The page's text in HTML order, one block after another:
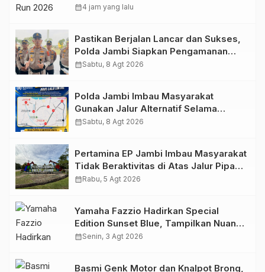
Ucapkan Terimakasih dan Apresiasi
calendar_month4 jam yang lalu
Pastikan Berjalan Lancar dan Sukses,
Polda Jambi Siapkan Pengamanan
Berlapis untuk 8.750 Pelari, 1.848
calendar_monthSabtu, 8 Agt 2026
Polda Jambi Imbau Masyarakat
Gunakan Jalur Alternatif Selama
Pelaksanaan Presisi Merdeka Run
calendar_monthSabtu, 8 Agt 2026
Pertamina EP Jambi Imbau Masyarakat
Tidak Beraktivitas di Atas Jalur Pipa
Migas Demi Keselamatan Bersama
calendar_monthRabu, 5 Agt 2026
Yamaha Fazzio Hadirkan Special
Edition Sunset Blue, Tampilkan Nuansa
Retro Summer yang Semakin Skena
calendar_monthSenin, 3 Agt 2026
Basmi Genk Motor dan Knalpot Brong,